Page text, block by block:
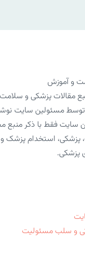
و آموزش
مقالات پزشکی و
مسئولین سایت
سایت فقط با ذکر منبع
استخدام پزشک و
و سلب مسئولیت